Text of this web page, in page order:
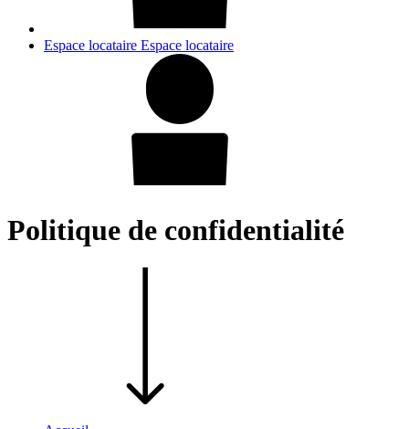
Espace locataire Espace locataire
Politique de confidentialité